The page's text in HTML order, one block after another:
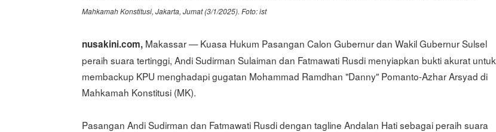
Mahkamah Konstitusi, Jakarta, Jumat (3/1/2025). Foto: ist
nusakini.com, Makassar — Kuasa Hukum Pasangan Calon Gubernur dan Wakil Gubernur Sulsel
peraih suara tertinggi, Andi Sudirman Sulaiman dan Fatmawati Rusdi menyiapkan bukti akurat untuk
membackup KPU menghadapi gugatan Mohammad Ramdhan "Danny" Pomanto-Azhar Arsyad di
Mahkamah Konstitusi (MK).
Pasangan Andi Sudirman dan Fatmawati Rusdi dengan tagline Andalan Hati sebagai peraih suara